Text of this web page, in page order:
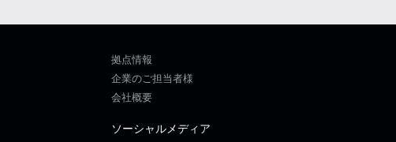
拠点情報
企業のご担当者様
会社概要
ソーシャルメディア